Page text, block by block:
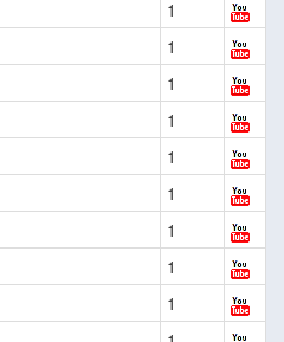
1
1
1
1
1
1
1
1
1